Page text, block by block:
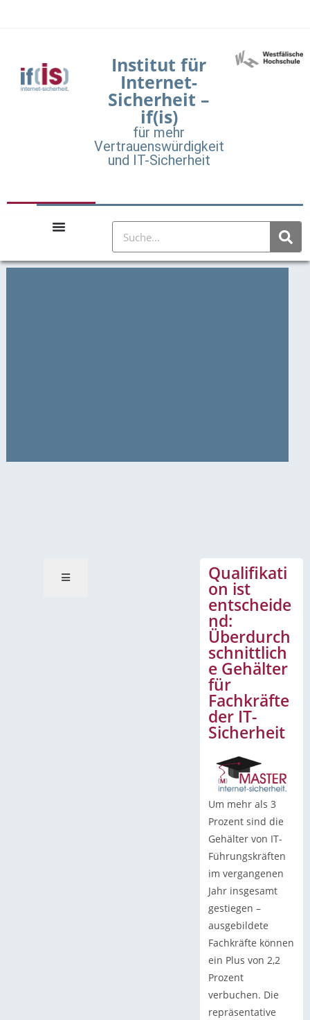
Institut für
Internet-
Sicherheit –
if(is)
für mehr
Vertrauenswürdigkeit
und IT-Sicherheit
Qualifikati
on ist
entscheide
nd:
Überdurch
schnittlich
e Gehälter
für
Fachkräfte
der IT-
Sicherheit
Um mehr als 3
Prozent sind die
Gehälter von IT-
Führungskräften
im vergangenen
Jahr insgesamt
gestiegen –
ausgebildete
Fachkräfte können
ein Plus von 2,2
Prozent
verbuchen. Die
repräsentative